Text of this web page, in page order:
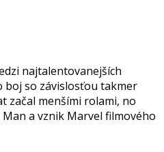
najtalentovanejších
boj so závislosťou takmer
začal menšími rolami, no
a vznik Marvel filmového